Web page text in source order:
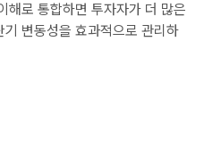
해로 통합하면 투자자가 더 많은
변동성을 효과적으로 관리하